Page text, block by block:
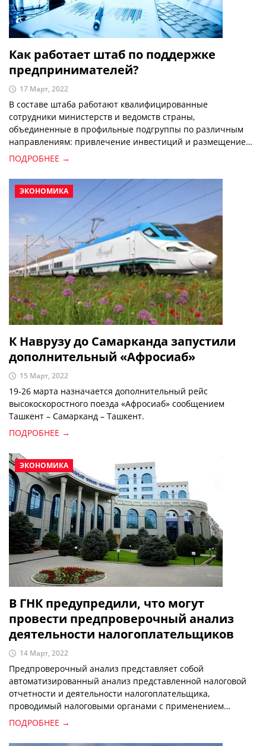
Как работает штаб по поддержке
предпринимателей?
17 Март, 2022
В составе штаба работают квалифицированные
сотрудники министерств и ведомств страны,
объединенные в профильные подгруппы по различным
направлениям: привлечение инвестиций и размещение
новых производственных мощностей, развитие
внешнеторгового и транспортно-транзитного потенциала,
продвижение международного сотрудничества,
оптимизация импорта и другие важные области.
ПОДРОБНЕЕ →
ЭКОНОМИКА
К Наврузу до Самарканда запустили
дополнительный «Афросиаб»
15 Март, 2022
19-26 марта назначается дополнительный рейс
высокоскоростного поезда «Афросиаб» сообщением
Ташкент – Самарканд – Ташкент.
ПОДРОБНЕЕ →
ЭКОНОМИКА
В ГНК предупредили, что могут
провести предпроверочный анализ
деятельности налогоплательщиков
14 Март, 2022
Предпроверочный анализ представляет собой
автоматизированный анализ представленной налоговой
отчетности и деятельности налогоплательщика,
проводимый налоговыми органами с применением
информационных систем без участия налогоплательщика.
ПОДРОБНЕЕ →